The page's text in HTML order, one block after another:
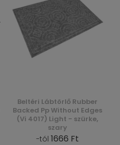
Beltéri Lábtörlő Rubber
Backed Pp Without Edges
(Vi 4017) Light - szürke,
szary
-tól 1666 Ft